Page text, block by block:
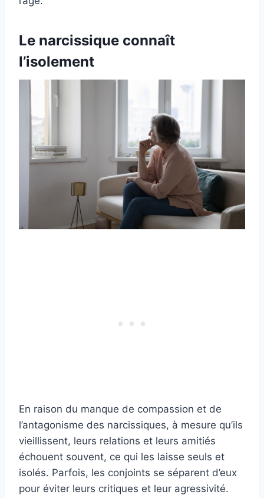
Le narcissique connaît
l’isolement
En raison du manque de compassion et de
l’antagonisme des narcissiques, à mesure qu’ils
vieillissent, leurs relations et leurs amitiés
échouent souvent, ce qui les laisse seuls et
isolés. Parfois, les conjoints se séparent d’eux
pour éviter leurs critiques et leur agressivité.